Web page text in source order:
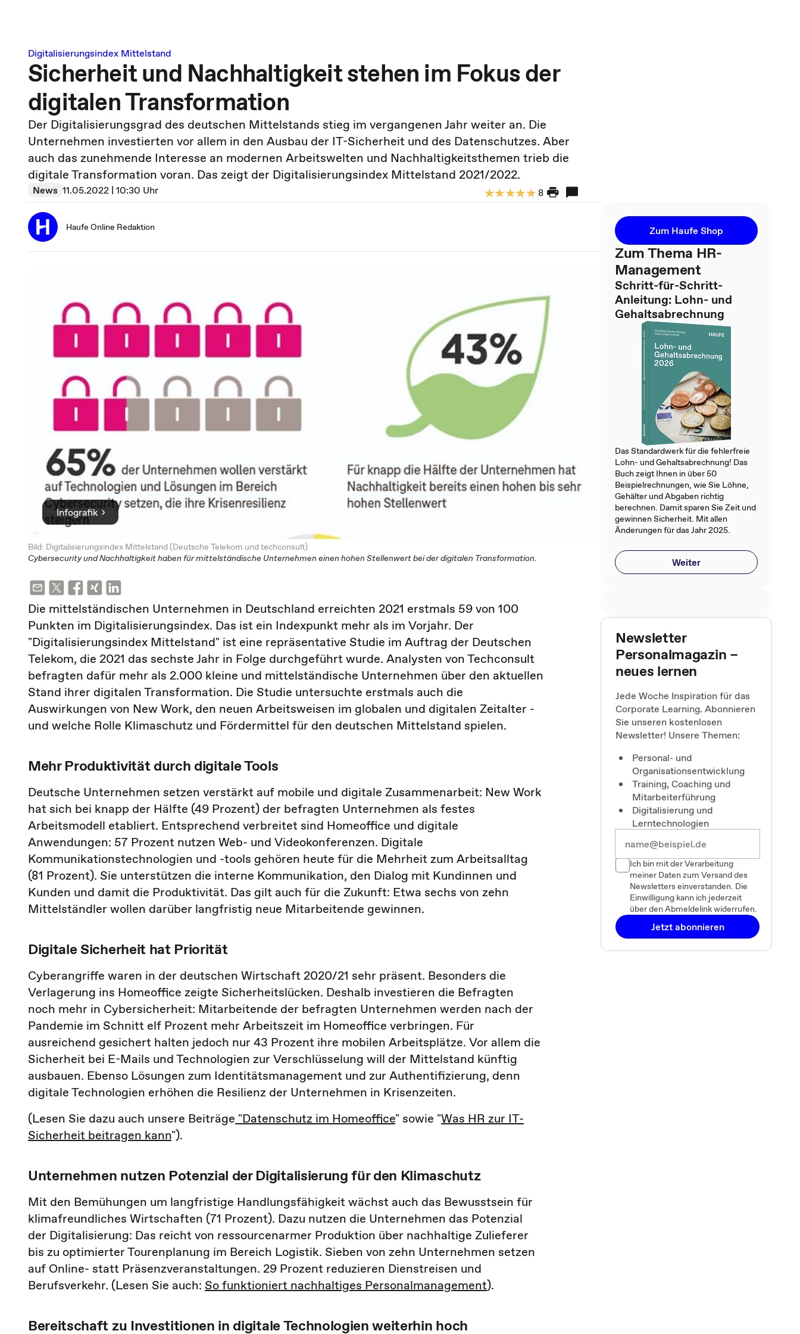
Digitalisierungsindex Mittelstand
Sicherheit und Nachhaltigkeit stehen im Fokus der
digitalen Transformation
Der Digitalisierungsgrad des deutschen Mittelstands stieg im vergangenen Jahr weiter an. Die
Unternehmen investierten vor allem in den Ausbau der IT-Sicherheit und des Datenschutzes. Aber
auch das zunehmende Interesse an modernen Arbeitswelten und Nachhaltigkeitsthemen trieb die
digitale Transformation voran. Das zeigt der Digitalisierungsindex Mittelstand 2021/2022.
News 11.05.2022 | 10:30 Uhr 8
Haufe Online Redaktion
Infografik
Bild: Digitalisierungsindex Mittelstand (Deutsche Telekom und techconsult)
Cybersecurity und Nachhaltigkeit haben für mittelständische Unternehmen einen hohen Stellenwert bei der digitalen Transformation.
Die mittelständischen Unternehmen in Deutschland erreichten 2021 erstmals 59 von 100
Punkten im Digitalisierungsindex. Das ist ein Indexpunkt mehr als im Vorjahr. Der
"Digitalisierungsindex Mittelstand" ist eine repräsentative Studie im Auftrag der Deutschen
Telekom, die 2021 das sechste Jahr in Folge durchgeführt wurde. Analysten von Techconsult
befragten dafür mehr als 2.000 kleine und mittelständische Unternehmen über den aktuellen
Stand ihrer digitalen Transformation. Die Studie untersuchte erstmals auch die
Auswirkungen von New Work, den neuen Arbeitsweisen im globalen und digitalen Zeitalter -
und welche Rolle Klimaschutz und Fördermittel für den deutschen Mittelstand spielen.
Mehr Produktivität durch digitale Tools
Deutsche Unternehmen setzen verstärkt auf mobile und digitale Zusammenarbeit: New Work
hat sich bei knapp der Hälfte (49 Prozent) der befragten Unternehmen als festes
Arbeitsmodell etabliert. Entsprechend verbreitet sind Homeoffice und digitale
Anwendungen: 57 Prozent nutzen Web- und Videokonferenzen. Digitale
Kommunikationstechnologien und -tools gehören heute für die Mehrheit zum Arbeitsalltag
(81 Prozent). Sie unterstützen die interne Kommunikation, den Dialog mit Kundinnen und
Kunden und damit die Produktivität. Das gilt auch für die Zukunft: Etwa sechs von zehn
Mittelständler wollen darüber langfristig neue Mitarbeitende gewinnen.
Digitale Sicherheit hat Priorität
Cyberangriffe waren in der deutschen Wirtschaft 2020/21 sehr präsent. Besonders die
Verlagerung ins Homeoffice zeigte Sicherheitslücken. Deshalb investieren die Befragten
noch mehr in Cybersicherheit: Mitarbeitende der befragten Unternehmen werden nach der
Pandemie im Schnitt elf Prozent mehr Arbeitszeit im Homeoffice verbringen. Für
ausreichend gesichert halten jedoch nur 43 Prozent ihre mobilen Arbeitsplätze. Vor allem die
Sicherheit bei E-Mails und Technologien zur Verschlüsselung will der Mittelstand künftig
ausbauen. Ebenso Lösungen zum Identitätsmanagement und zur Authentifizierung, denn
digitale Technologien erhöhen die Resilienz der Unternehmen in Krisenzeiten.
(Lesen Sie dazu auch unsere Beiträge "Datenschutz im Homeoffice" sowie "Was HR zur IT-
Sicherheit beitragen kann").
Unternehmen nutzen Potenzial der Digitalisierung für den Klimaschutz
Mit den Bemühungen um langfristige Handlungsfähigkeit wächst auch das Bewusstsein für
klimafreundliches Wirtschaften (71 Prozent). Dazu nutzen die Unternehmen das Potenzial
der Digitalisierung: Das reicht von ressourcenarmer Produktion über nachhaltige Zulieferer
bis zu optimierter Tourenplanung im Bereich Logistik. Sieben von zehn Unternehmen setzen
auf Online- statt Präsenzveranstaltungen. 29 Prozent reduzieren Dienstreisen und
Berufsverkehr. (Lesen Sie auch: So funktioniert nachhaltiges Personalmanagement).
Bereitschaft zu Investitionen in digitale Technologien weiterhin hoch
Zum Haufe Shop
Zum Thema HR-
Management
Schritt-für-Schritt-
Anleitung: Lohn- und
Gehaltsabrechnung
Das Standardwerk für die fehlerfreie
Lohn- und Gehaltsabrechnung! Das
Buch zeigt Ihnen in über 50
Beispielrechnungen, wie Sie Löhne,
Gehälter und Abgaben richtig
berechnen. Damit sparen Sie Zeit und
gewinnen Sicherheit. Mit allen
Änderungen für das Jahr 2025.
Weiter
Newsletter
Personalmagazin –
neues lernen
Jede Woche Inspiration für das
Corporate Learning. Abonnieren
Sie unseren kostenlosen
Newsletter! Unsere Themen:
Personal- und
Organisationsentwicklung
Training, Coaching und
Mitarbeiterführung
Digitalisierung und
Lerntechnologien
Ich bin mit der Verarbeitung
meiner Daten zum Versand des
Newsletters einverstanden. Die
Einwilligung kann ich jederzeit
über den Abmeldelink widerrufen.
Jetzt abonnieren